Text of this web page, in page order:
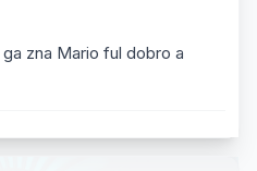
zna Mario ful dobro a